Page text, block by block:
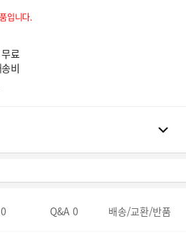
입니다.
료
비
0 Q&A 0 배송/교환/반품